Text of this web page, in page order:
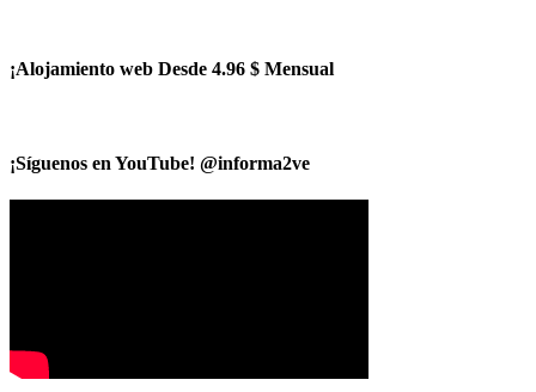
¡Alojamiento web Desde 4.96 $ Mensual
¡Síguenos en YouTube! @informa2ve